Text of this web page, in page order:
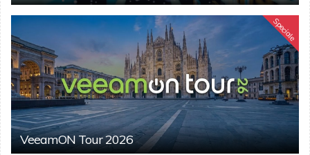
Speciale
VeeamON Tour 2026